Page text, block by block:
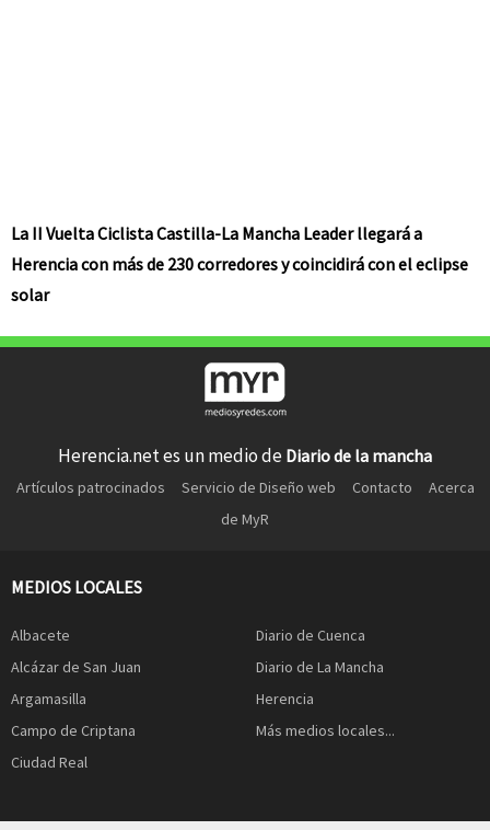
La II Vuelta Ciclista Castilla-La Mancha Leader llegará a
Herencia con más de 230 corredores y coincidirá con el eclipse
solar
Herencia.net es un medio de Diario de la mancha
Artículos patrocinados Servicio de Diseño web Contacto
Acerca
de MyR
MEDIOS LOCALES
Albacete
Alcázar de San Juan
Argamasilla
Campo de Criptana
Ciudad Real
Diario de Cuenca
Diario de La Mancha
Herencia
Más medios locales...